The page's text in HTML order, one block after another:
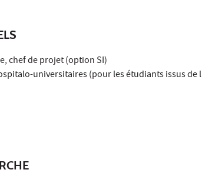
chef de projet (option SI)
universitaires (pour les étudiants issus de